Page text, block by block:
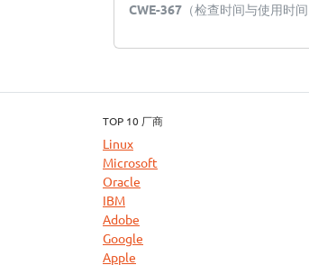
CWE-367 （检查时间与使用时
TOP 10 厂商
Linux
Microsoft
Oracle
IBM
Adobe
Google
Apple